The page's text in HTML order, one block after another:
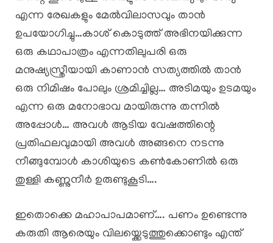
എന്ന രേഖകളും മേൽവിലാസവും താൻ
ഉപയോഗിച്ചു…കാശ് കൊടുത്ത് അഭിനയിക്കുന്ന
ഒരു കഥാപാത്രം എന്നതിലുപരി ഒരു
മനുഷ്യസ്ത്രീയായി കാണാൻ സത്യത്തിൽ താൻ
ഒരു നിമിഷം പോലും ശ്രമിച്ചില്ല… അടിമയും ഉടമയും
എന്ന ഒരു മനോഭാവ മായിരുന്നു തന്നിൽ
അപ്പോൾ… അവൾ ആടിയ വേഷത്തിന്റെ
പ്രതിഫലവുമായി അവൾ അങ്ങനെ നടന്നു
നീങ്ങുമ്പോൾ കാശിയുടെ കൺകോണിൽ ഒരു
തുള്ളി കണ്ണുനീർ ഉരുണ്ടുകൂടി….
ഇതൊക്കെ മഹാപാപമാണ്…. പണം ഉണ്ടെന്നു
കരുതി ആരെയും വിലയ്ക്കെടുത്തുക്കൊണ്ടും എന്ത്